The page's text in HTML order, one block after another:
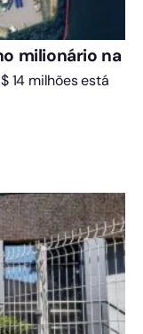
milionário na
14 milhões está